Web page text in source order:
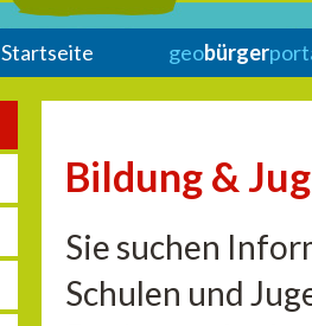
Startseite geobürger
Bildung &
Sie suchen
Schulen und